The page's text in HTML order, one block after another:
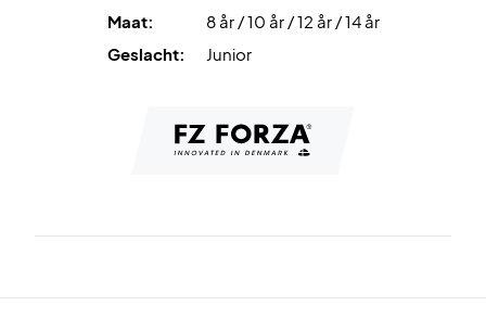
Maat:
8 år / 10 år / 12 år / 14 år
Geslacht:
Junior